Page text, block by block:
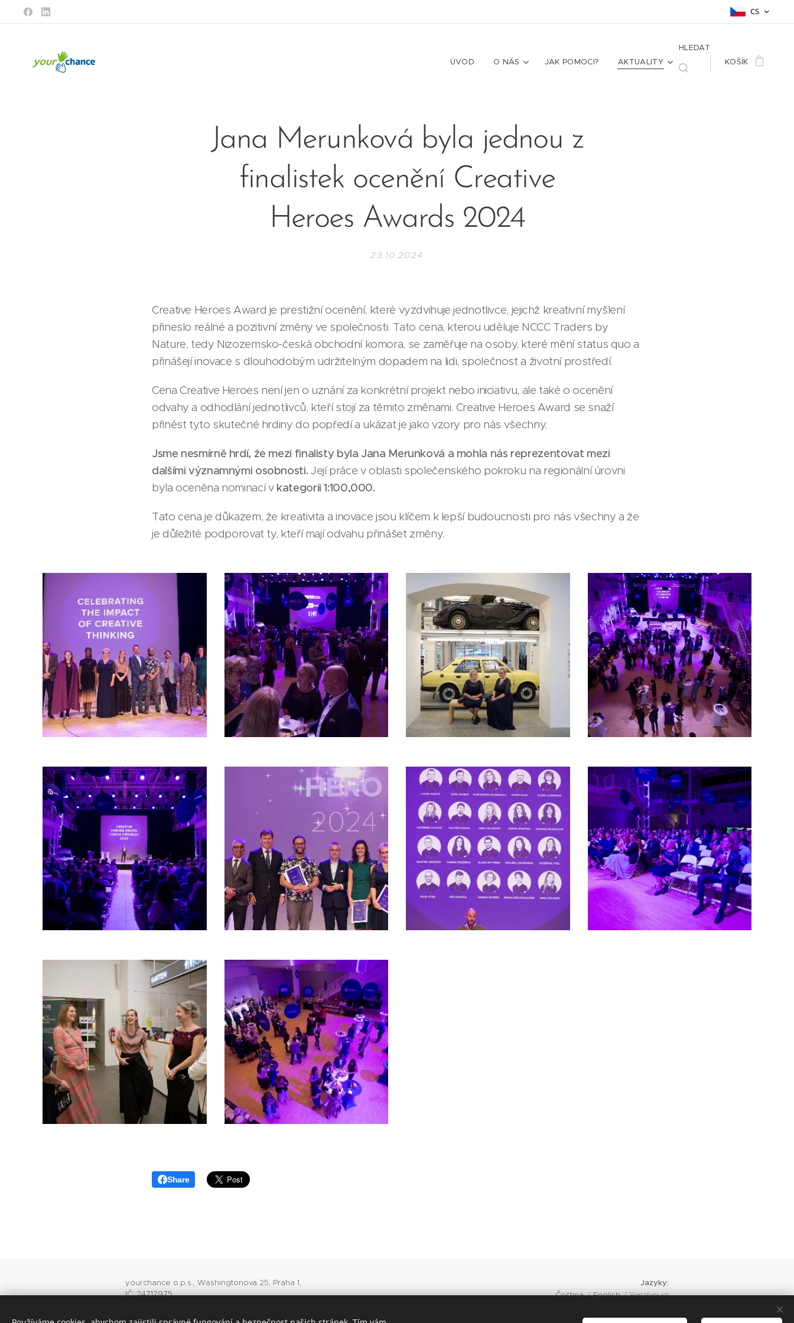
CS
ÚVOD O NÁS JAK POMOCI? AKTUALITY
HLEDAT
KOŠÍK
Jana Merunková byla jednou z
finalistek ocenění Creative
Heroes Awards 2024
23.10.2024
Creative Heroes Award je prestižní ocenění, které vyzdvihuje jednotlivce, jejichž kreativní myšlení
přineslo reálné a pozitivní změny ve společnosti. Tato cena, kterou uděluje NCCC Traders by
Nature, tedy Nizozemsko-česká obchodní komora, se zaměřuje na osoby, které mění status quo a
přinášejí inovace s dlouhodobým udržitelným dopadem na lidi, společnost a životní prostředí.
Cena Creative Heroes není jen o uznání za konkrétní projekt nebo iniciativu, ale také o ocenění
odvahy a odhodlání jednotlivců, kteří stojí za těmito změnami. Creative Heroes Award se snaží
přinést tyto skutečné hrdiny do popředí a ukázat je jako vzory pro nás všechny.
Jsme nesmírně hrdí, že mezi finalisty byla Jana Merunková a mohla nás reprezentovat mezi
dalšími významnými osobnosti. Její práce v oblasti společenského pokroku na regionální úrovni
byla oceněna nominací v kategorii 1:100,000.
Tato cena je důkazem, že kreativita a inovace jsou klíčem k lepší budoucnosti pro nás všechny a že
je důležité podporovat ty, kteří mají odvahu přinášet změny.
Share
yourchance o.p.s., Washingtonova 25, Praha 1,
IČ: 24717975
Jazyky
Čeština
English Українська